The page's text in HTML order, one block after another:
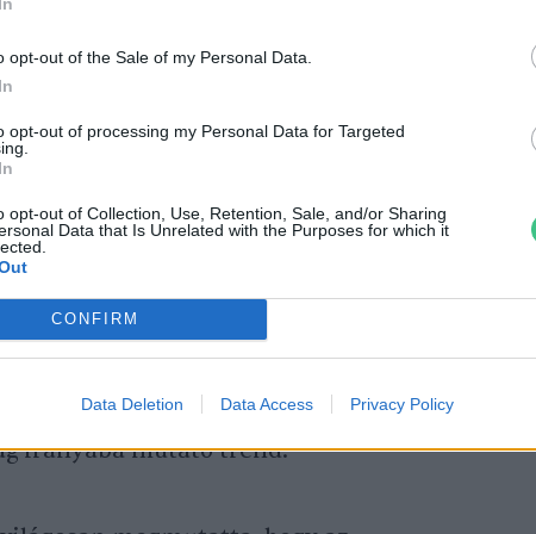
opt-out of the Sale of my Personal Data.
opt-out of processing my Personal Data for Targeted
opt-out of Collection, Use, Retention, Sale, and/or Sharing
Data that Is Unrelated with the Purposes for which it
CONFIRM
Data Deletion Data Access Privacy Policy
– Tiny-house forradalom
minimál design további erősödése
gyökerező trend az is, hogy 2020-ban
vásároltak az emberek – legfőképpen
Az elemzések szerint a
tervezés kerül előtérve, vagyis
a természettel való kapcsolatunkat.
irányába mutató trend.